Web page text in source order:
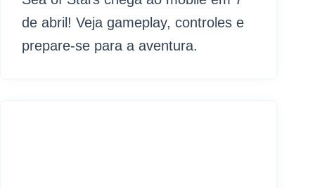
de abril! Veja gameplay, controles e
prepare-se para a aventura.